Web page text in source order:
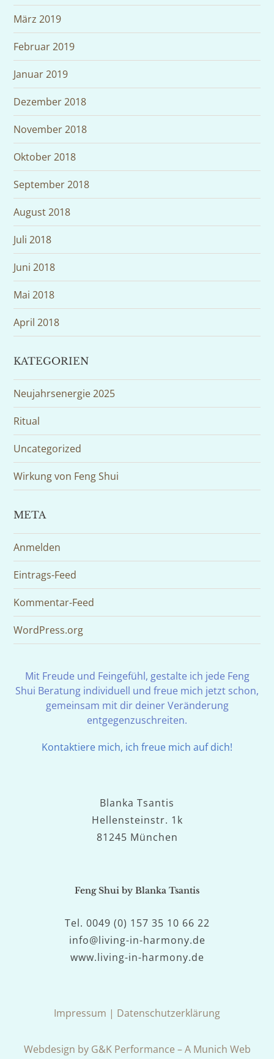
März 2019
Februar 2019
Januar 2019
Dezember 2018
November 2018
Oktober 2018
September 2018
August 2018
Juli 2018
Juni 2018
Mai 2018
April 2018
KATEGORIEN
Neujahrsenergie 2025
Ritual
Uncategorized
Wirkung von Feng Shui
META
Anmelden
Eintrags-Feed
Kommentar-Feed
WordPress.org
Mit Freude und Feingefühl, gestalte ich jede Feng
Shui Beratung individuell und freue mich jetzt schon,
gemeinsam mit dir deiner Veränderung
entgegenzuschreiten.
Kontaktiere mich, ich freue mich auf dich!
Blanka Tsantis
Hellensteinstr. 1k
81245 München
Feng Shui by Blanka Tsantis
Tel. 0049 (0) 157 35 10 66 22
info@living-in-harmony.de
www.living-in-harmony.de
Impressum | Datenschutzerklärung
Webdesign by G&K Performance – A Munich Web